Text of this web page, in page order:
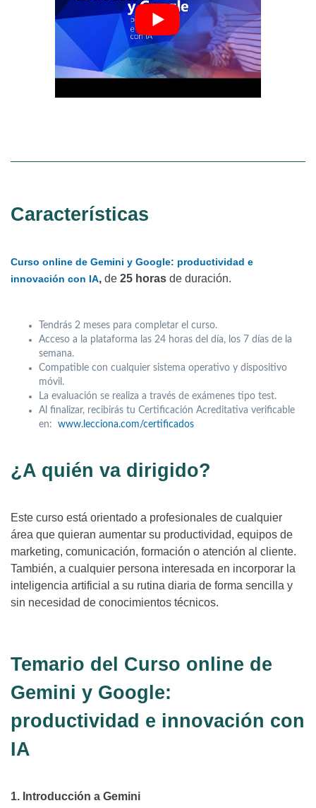
Características
Curso online de Gemini y Google: productividad e
innovación con IA, de 25 horas de duración.
Tendrás 2 meses para completar el curso.
Acceso a la plataforma las 24 horas del día, los 7 días de la
semana.
Compatible con cualquier sistema operativo y dispositivo
móvil.
La evaluación se realiza a través de exámenes tipo test.
Al finalizar, recibirás tu Certificación Acreditativa verificable
en: www.lecciona.com/certificados
¿A quién va dirigido?
Este curso está orientado a profesionales de cualquier
área que quieran aumentar su productividad, equipos de
marketing, comunicación, formación o atención al cliente.
También, a cualquier persona interesada en incorporar la
inteligencia artificial a su rutina diaria de forma sencilla y
sin necesidad de conocimientos técnicos.
Temario del Curso online de
Gemini y Google:
productividad e innovación con
IA
1. Introducción a Gemini